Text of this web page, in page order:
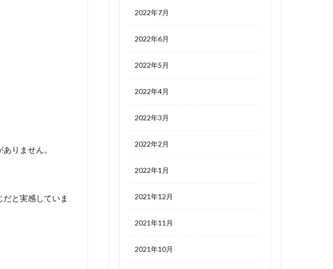
りません。
と実感していま
2022年7月
2022年6月
2022年5月
2022年4月
2022年3月
2022年2月
2022年1月
2021年12月
2021年11月
2021年10月